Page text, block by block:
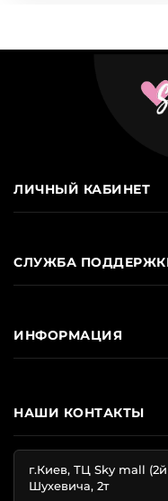
НАШИ КОНТАКТЫ
г.Киев, ТЦ Sky mall
Шухевича, 2т
ЛИЧНЫЙ КАБИНЕТ
СЛУЖБА
ИНФОРМАЦИЯ